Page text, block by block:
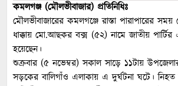
কমলগঞ্জ (মৌলভীবাজার) প্রতিনিধিঃ
মৌলভীবাজারের কমলগঞ্জে রাস্তা পারাপারের
ধাক্কায় মো.আছকর বক্স (৫২) নামে জাতীয়
হয়েছেন।
শুক্রবার (৫ নভেম্বর) সকাল সাড়ে ১১টায়
সড়কের বালিগাঁও এলাকায় এ দুর্ঘটনা ঘটে।